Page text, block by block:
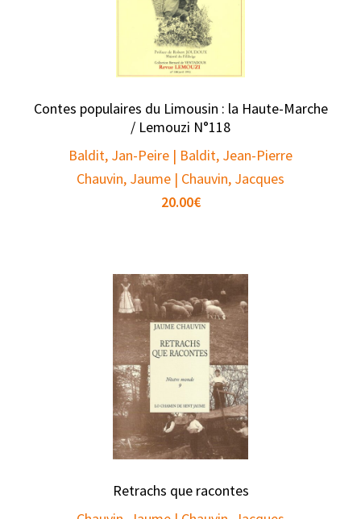
Contes populaires du Limousin : la Haute-Marche
/ Lemouzi N°118
Baldit, Jan-Peire | Baldit, Jean-Pierre
Chauvin, Jaume | Chauvin, Jacques
20.00€
Retrachs que racontes